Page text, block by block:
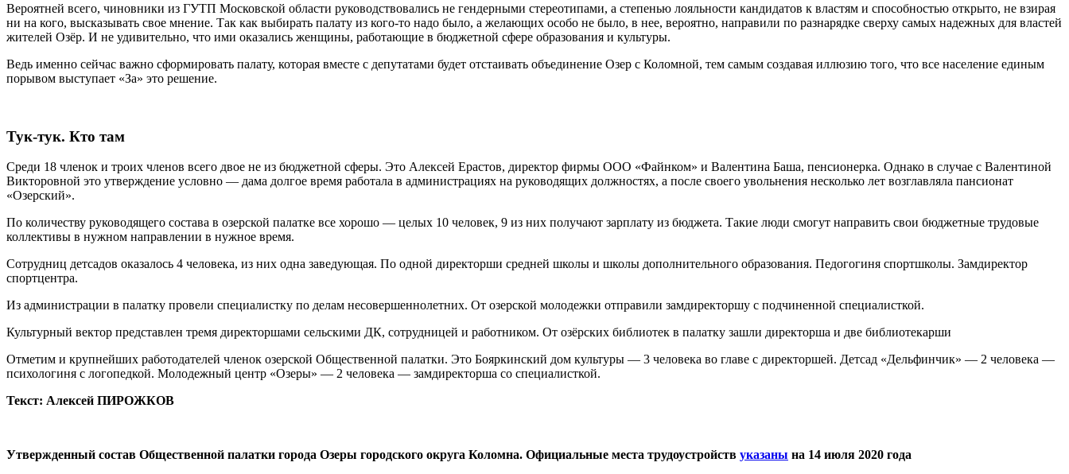
Вероятней всего, чиновники из ГУТП Московской области руководствовались не гендерными стереотипами, а степенью лояльности кандидатов к властям и способностью открыто, не взирая
ни на кого, высказывать свое мнение. Так как выбирать палату из кого-то надо было, а желающих особо не было, в нее, вероятно, направили по разнарядке сверху самых надежных для властей
жителей Озёр. И не удивительно, что ими оказались женщины, работающие в бюджетной сфере образования и культуры.
Ведь именно сейчас важно сформировать палату, которая вместе с депутатами будет отстаивать объединение Озер с Коломной, тем самым создавая иллюзию того, что все население единым
порывом выступает «За» это решение.
Тук-тук. Кто там
Среди 18 членок и троих членов всего двое не из бюджетной сферы. Это Алексей Ерастов, директор фирмы ООО «Файнком» и Валентина Баша, пенсионерка. Однако в случае с Валентиной
Викторовной это утверждение условно — дама долгое время работала в администрациях на руководящих должностях, а после своего увольнения несколько лет возглавляла пансионат
«Озерский».
По количеству руководящего состава в озерской палатке все хорошо — целых 10 человек, 9 из них получают зарплату из бюджета. Такие люди смогут направить свои бюджетные трудовые
коллективы в нужном направлении в нужное время.
Сотрудниц детсадов оказалось 4 человека, из них одна заведующая. По одной директорши средней школы и школы дополнительного образования. Педогогиня спортшколы. Замдиректор
спортцентра.
Из администрации в палатку провели специалистку по делам несовершеннолетних. От озерской молодежки отправили замдиректоршу с подчиненной специалисткой.
Культурный вектор представлен тремя директоршами сельскими ДК, сотрудницей и работником. От озёрских библиотек в палатку зашли директорша и две библиотекарши
Отметим и крупнейших работодателей членок озерской Общественной палатки. Это Бояркинский дом культуры — 3 человека во главе с директоршей. Детсад «Дельфинчик» — 2 человека —
психологиня с логопедкой. Молодежный центр «Озеры» — 2 человека — замдиректорша со специалисткой.
Текст: Алексей ПИРОЖКОВ
Утвержденный состав Общественной палатки города Озеры городского округа Коломна. Официальные места трудоустройств указаны на 14 июля 2020 года